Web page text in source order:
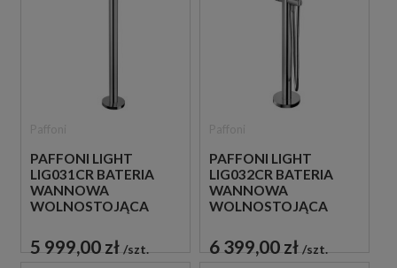
PAFFONI LIGHT
LIG031CR BATERIA
WANNOWA
WOLNOSTOJĄCA
5 999,00 zł szt.
PAFFONI LIGHT
LIG032CR BATERIA
WANNOWA
WOLNOSTOJĄCA
6 399,00 zł szt.